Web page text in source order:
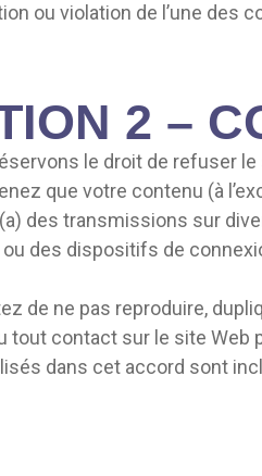
ou violation de l’une des
2 –
le droit de refuser
que votre contenu (à
des transmissions sur
des dispositifs de
de ne pas reproduire,
tout contact sur le site Web
dans cet accord sont